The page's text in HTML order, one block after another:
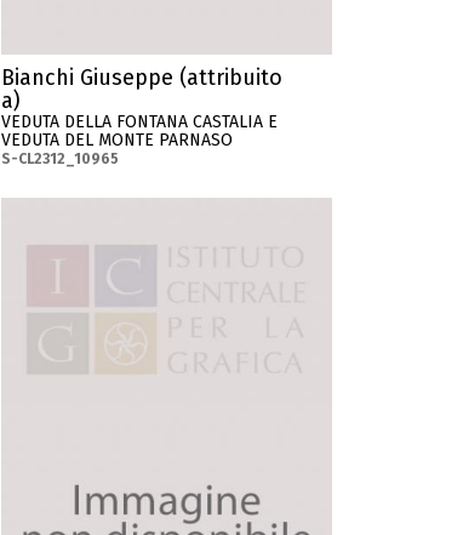
Bianchi Giuseppe (attribuito
a)
VEDUTA DELLA FONTANA CASTALIA E
VEDUTA DEL MONTE PARNASO
S-CL2312_10965